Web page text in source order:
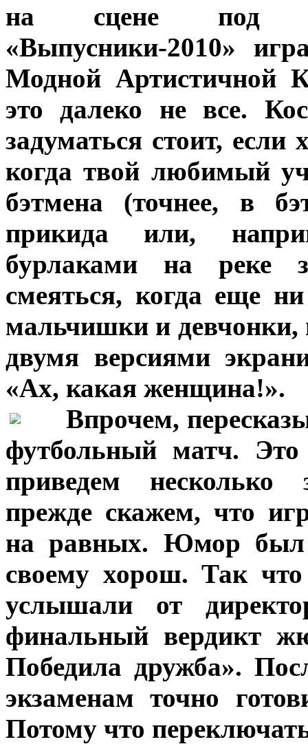
на сцене под
«Выпусники-2010»
Модной Артистичной
это далеко не все.
задуматься стоит,
когда твой любимый
бэтмена (точнее, в
прикида или,
бурлаками на реке
смеяться, когда еще
мальчишки и девчонки,
двумя версиями
«Ах, какая женщина!».
Впрочем,
футбольный матч.
приведем
прежде скажем, что
на равных. Юмор был
своему хорош. Так
услышали от
финальный вердикт
Победила дружба».
экзаменам точно
Потому что